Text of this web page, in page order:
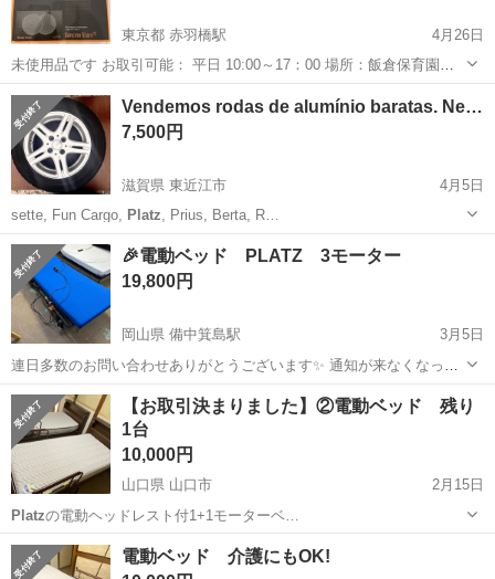
東京都 赤羽橋駅
4月26日
未使用品です お取引可能： 平日 10:00～17：00 場所：飯倉保育園、
入り口前 よろしくお願いします
東京 港区
Vendemos rodas de alumínio baratas. Ne…
7,500円
滋賀県 東近江市
4月5日
sette, Fun Cargo, Platz , Prius, Berta, R…
滋賀 東近江市 家具 DUFACT
🎉電動ベッド PLATZ 3モーター
19,800円
岡山県 備中箕島駅
3月5日
連日多数のお問い合わせありがとうございます✨ 通知が来なくなった
ので返信遅くなります🙇🏻‍♂️ お問合わせは、【リサイクルショップたま
の】を検索していただき、お電話いただくのが1番確実です😭 プロフ
ィールに取引条件を記載...
岡山 岡山市 備中箕島駅 ベッド モーター
【お取引決まりました】②電動ベッド 残り
1台
10,000円
山口県 山口市
2月15日
Platzの電動ヘッドレスト付1+1モーターベ…
山口 山口市 寝具 電動
電動ベッド 介護にもOK!